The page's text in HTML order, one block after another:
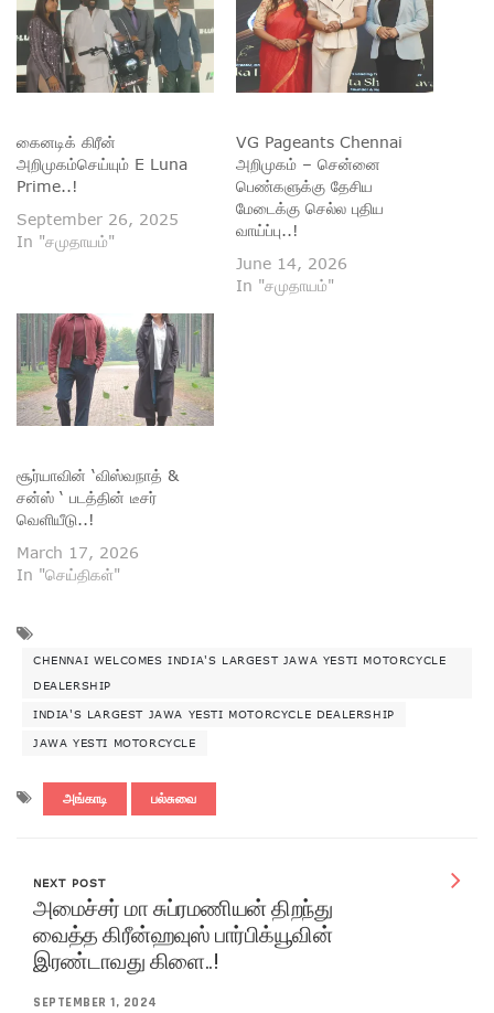
கைனடிக் கிரீன்
அறிமுகம்செய்யும் E Luna
Prime..!
September 26, 2025
In "சமுதாயம்"
VG Pageants Chennai
அறிமுகம் – சென்னை
பெண்களுக்கு தேசிய
மேடைக்கு செல்ல புதிய
வாய்ப்பு..!
June 14, 2026
In "சமுதாயம்"
சூர்யாவின் ‘விஸ்வநாத் &
சன்ஸ் ‘ படத்தின் டீசர்
வெளியீடு..!
March 17, 2026
In "செய்திகள்"
CHENNAI WELCOMES INDIA'S LARGEST JAWA YESTI MOTORCYCLE
DEALERSHIP
INDIA'S LARGEST JAWA YESTI MOTORCYCLE DEALERSHIP
JAWA YESTI MOTORCYCLE
அங்காடி பல்சுவை
NEXT POST
அமைச்சர் மா சுப்ரமணியன் திறந்து
வைத்த கிரீன்ஹவுஸ் பார்பிக்யூவின்
இரண்டாவது கிளை..!
SEPTEMBER 1, 2024